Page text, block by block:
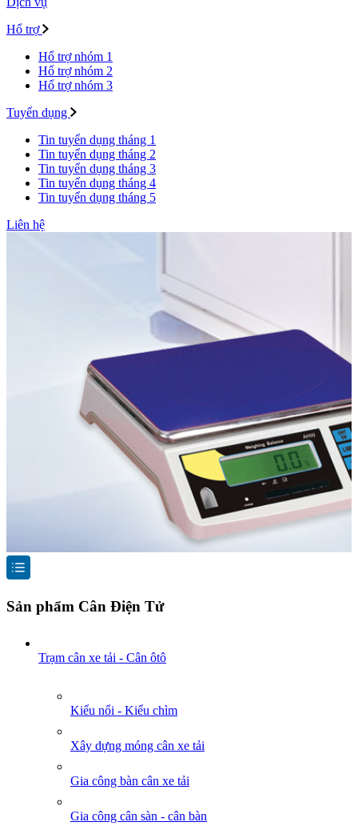
Hổ trợ
Hổ trợ nhóm 1
Hổ trợ nhóm 2
Hổ trợ nhóm 3
Tuyển dụng
Tin tuyển dụng tháng 1
Tin tuyển dụng tháng 2
Tin tuyển dụng tháng 3
Tin tuyển dụng tháng 4
Tin tuyển dụng tháng 5
Liên hệ
Sản phẩm Cân Điện Tử
Trạm cân xe tải - Cân ôtô
Kiểu nổi - Kiểu chìm
Xây dựng móng cân xe tải
Gia công bàn cân xe tải
Gia công cân sàn - cân bàn